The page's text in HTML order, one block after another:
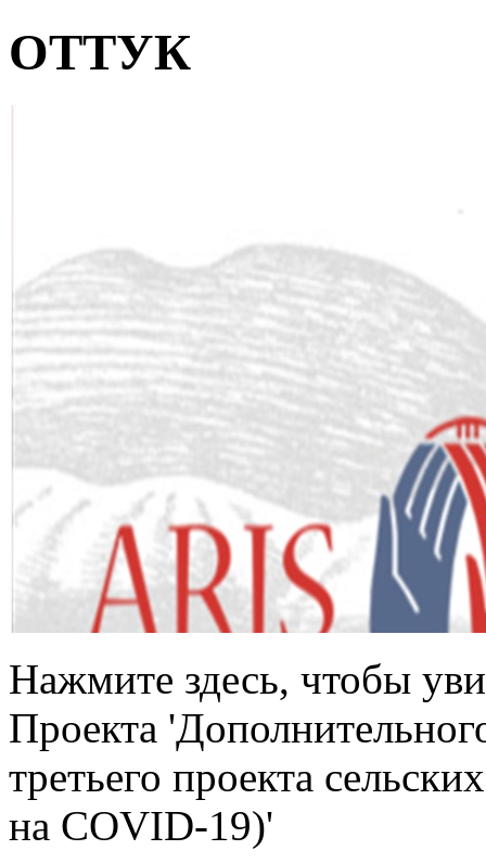
ОТТУК
Нажмите здесь, чтобы
Проекта
третьего проекта
на COVID-19)'